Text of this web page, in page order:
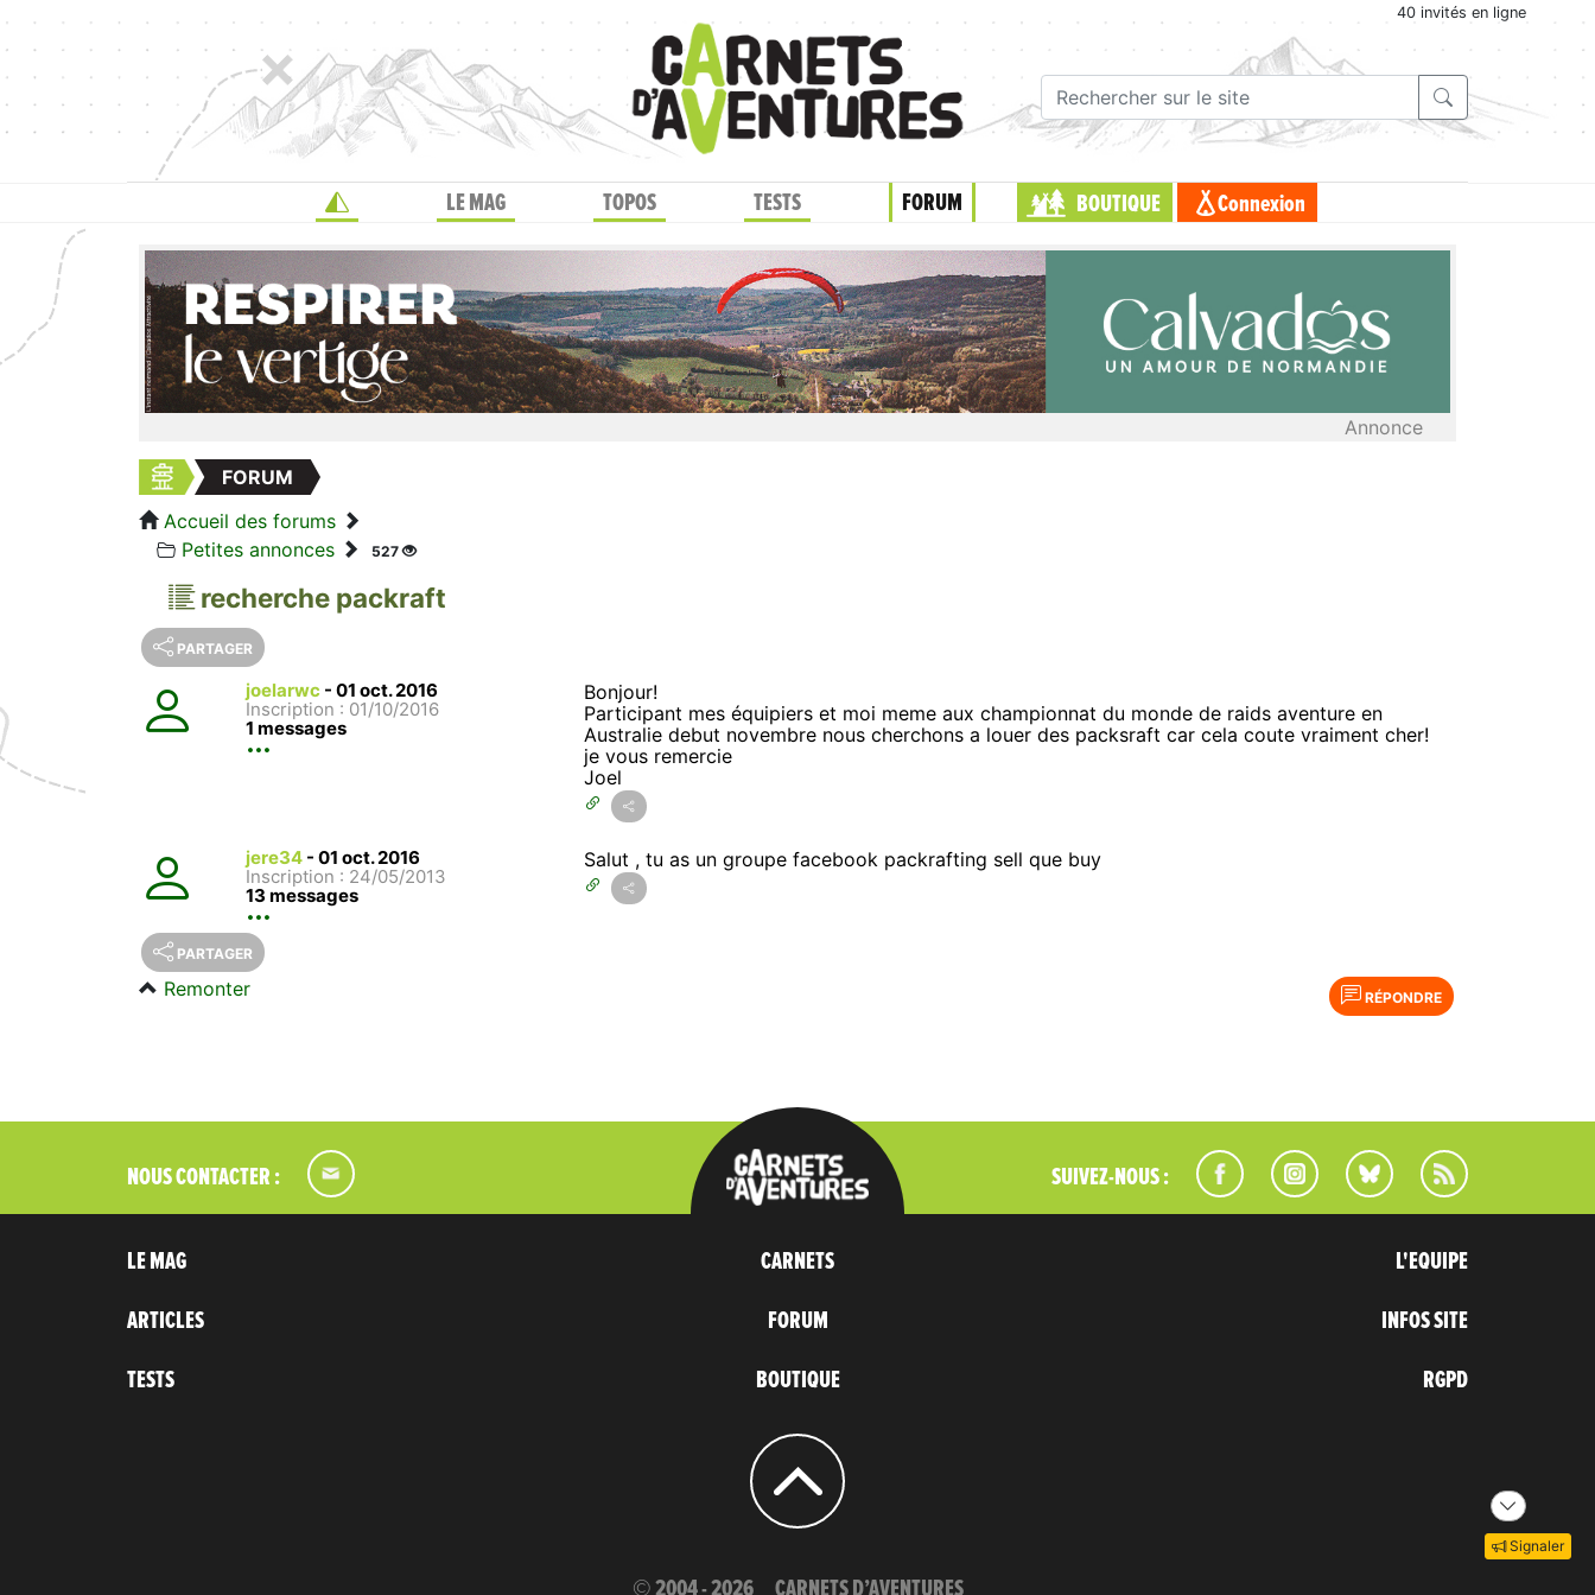
40 invités en ligne
LE MAG TOPOS TESTS FORUM BOUTIQUE Connexion
Annonce
FORUM
Accueil des forums
Petites annonces
527
recherche packraft
PARTAGER
joelarwc - 01 oct. 2016
Inscription : 01/10/2016
1 messages
Bonjour!
Participant mes équipiers et moi meme aux championnat du monde de raids aventure en
Australie debut novembre nous cherchons a louer des packsraft car cela coute vraiment cher!
je vous remercie
Joel
jere34 - 01 oct. 2016
Inscription : 24/05/2013
13 messages
Salut , tu as un groupe facebook packrafting sell que buy
PARTAGER
RÉPONDRE
Remonter
Signaler
NOUS CONTACTER : SUIVEZ-NOUS :
LE MAG
ARTICLES
TESTS
CARNETS
FORUM
BOUTIQUE
L'EQUIPE
INFOS SITE
RGPD
© 2004 - 2026 CARNETS D’AVENTURES